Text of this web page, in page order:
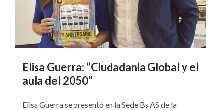
Elisa Guerra: “Ciudadania Global y el
aula del 2050”
Elisa Guerra se presentó en la Sede Bs AS de la